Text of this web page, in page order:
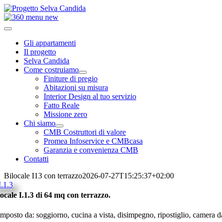
Salta
al
contenuto
Toggle
NavigationGli appartamenti
Il progetto
Selva Candida
Come costruiamo
Finiture di pregio
Abitazioni su misura
Interior Design al tuo servizio
Fatto Reale
Missione zero
Chi siamo
CMB Costruttori di valore
Promea Infoservice e CMBcasa
Garanzia e convenienza CMB
Contatti
Bilocale I13 con terrazzo2026-07-27T15:25:37+02:00
I.1.3 di 64 mq con terrazzo.
da: soggiorno, cucina a vista, disimpegno, ripostiglio, camera